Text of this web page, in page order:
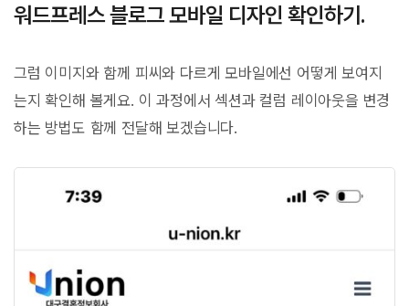
워드프레스 블로그 모바일 디자인 확인하기.
그럼 이미지와 함께 피씨와 다르게 모바일에선 어떻게 보여지
는지 확인해 볼게요. 이 과정에서 섹션과 컬럼 레이아웃을 변경
하는 방법도 함께 전달해 보겠습니다.